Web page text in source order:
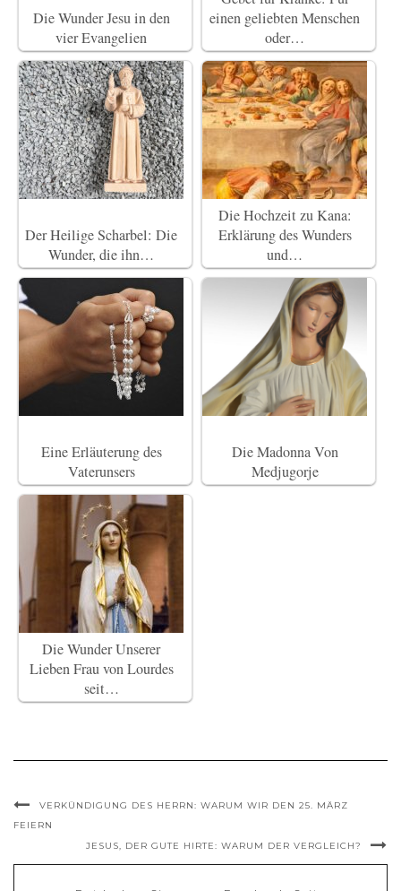
Die Wunder Jesu in den
vier Evangelien
einen geliebten Menschen
oder…
Der Heilige Scharbel: Die
Wunder, die ihn…
Die Hochzeit zu Kana:
Erklärung des Wunders
und…
Eine Erläuterung des
Vaterunsers
Die Madonna Von
Medjugorje
Die Wunder Unserer
Lieben Frau von Lourdes
seit…
VERKÜNDIGUNG DES HERRN: WARUM WIR DEN 25. MÄRZ
FEIERN
JESUS, DER GUTE HIRTE: WARUM DER VERGLEICH?